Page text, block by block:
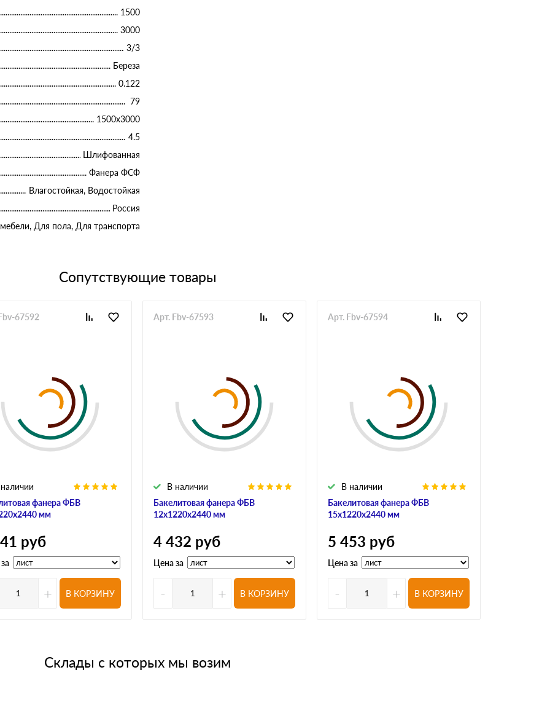
1500
3000
3/3
Береза
0.122
79
1500х3000
4.5
Шлифованная
Фанера ФСФ
Влагостойкая, Водостойкая
Россия
Для пола, Для транспорта
Сопутствующие товары
фанера ФБВ
мм
67592
руб
+ В КОРЗИНУ
Бакелитовая фанера ФБВ
12х1220х2440 мм
В наличии
Арт. Fbv-67593
4 432 руб
Цена за
- + В КОРЗИНУ
Бакелитовая фанера ФБВ
15х1220х2440 мм
В наличии
Арт. Fbv-67594
5 453 руб
Цена за
- + В КОРЗИНУ
Склады с которых мы возим